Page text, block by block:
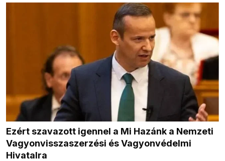
Ezért szavazott igennel a Mi Hazánk a Nemzeti
Vagyonvisszaszerzési és Vagyonvédelmi
Hivatalra